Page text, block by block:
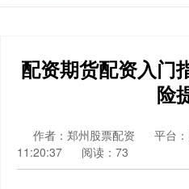
配资期货配资入门
险
作者：郑州股票配资 平台
11:20:37
阅读：73